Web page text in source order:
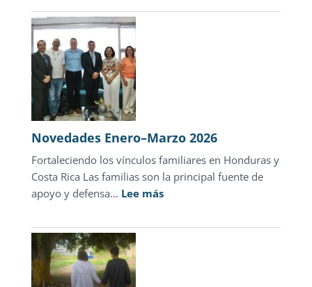
abril
Novedades Enero–Marzo 2026
Fortaleciendo los vínculos familiares en Honduras y
Costa Rica Las familias son la principal fuente de
apoyo y defensa... Lee más:
Enero–